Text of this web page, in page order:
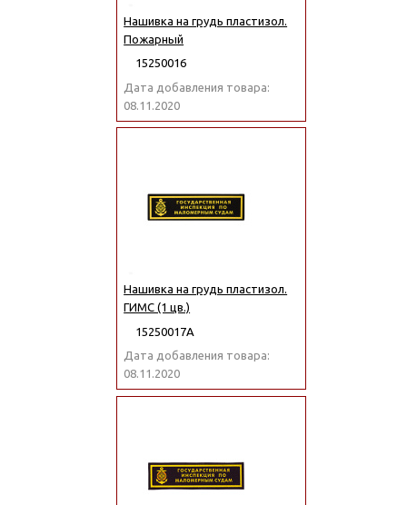
Нашивка на грудь пластизол.
Пожарный
15250016
Дата добавления товара:
08.11.2020
Нашивка на грудь пластизол.
ГИМС (1 цв.)
15250017А
Дата добавления товара:
08.11.2020